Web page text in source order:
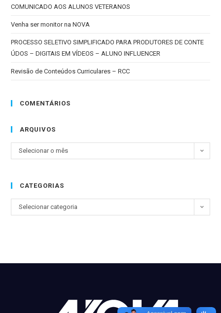
COMUNICADO AOS ALUNOS VETERANOS
Venha ser monitor na NOVA
PROCESSO SELETIVO SIMPLIFICADO PARA PRODUTORES DE CONTE
ÚDOS – DIGITAIS EM VÍDEOS – ALUNO INFLUENCER
Revisão de Conteúdos Curriculares – RCC
COMENTÁRIOS
ARQUIVOS
Selecionar o mês
CATEGORIAS
Selecionar categoria